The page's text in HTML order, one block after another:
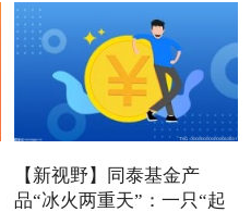
【新视野】同泰基金产
品“冰火两重天”：一只“起